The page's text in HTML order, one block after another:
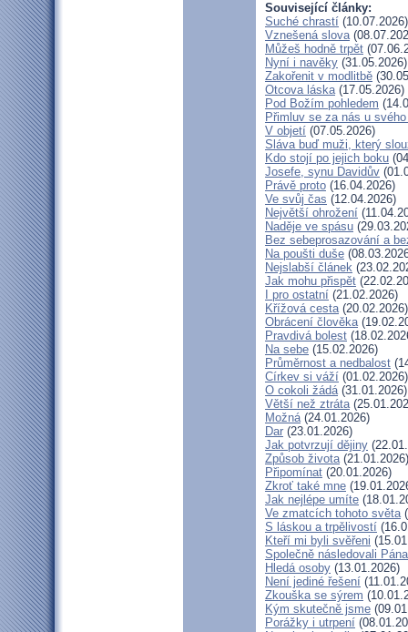
Související články:
Suché chrastí (10.07.2026)
Vznešená slova
Můžeš hodně trpět
Nyní i navěky (31.05.2026)
Zakořenit v modlitbě
Otcova láska(17.05.2026)
Pod Božím pohledem
Přimluv se za nás u
V objetí (07.05.2026)
Sláva buď muži, který
Kdo stojí po jejich boku
Josefe, synu Davidův
Právě proto (16.04.2026)
Ve svůj čas (12.04.2026)
Největší ohrožení
Naděje ve spásu
Bez sebeprosazování a
Na poušti duše
Nejslabší článek
Jak mohu přispět
I pro ostatní (21.02.2026)
Křížová cesta(20.02.2026)
Obrácení člověka
Pravdivá bolest
Na sebe (15.02.2026)
Průměrnost a nedbalost
Církev si váží (01.02.2026)
O cokoli žádá(31.01.2026)
Větší než ztráta
Možná(24.01.2026)
Dar (23.01.2026)
Jak potvrzují dějiny
Způsob života(21.01.2026)
Připomínat (20.01.2026)
Zkroť také mne
Jak nejlépe umíte
Ve zmatcích tohoto světa
S láskou a trpělivostí
Kteří mi byli svěřeni
Společně následovali Pána
Hledá osoby (13.01.2026)
Není jediné řešení
Zkouška se sýrem
Kým skutečně jsme
Porážky i utrpení